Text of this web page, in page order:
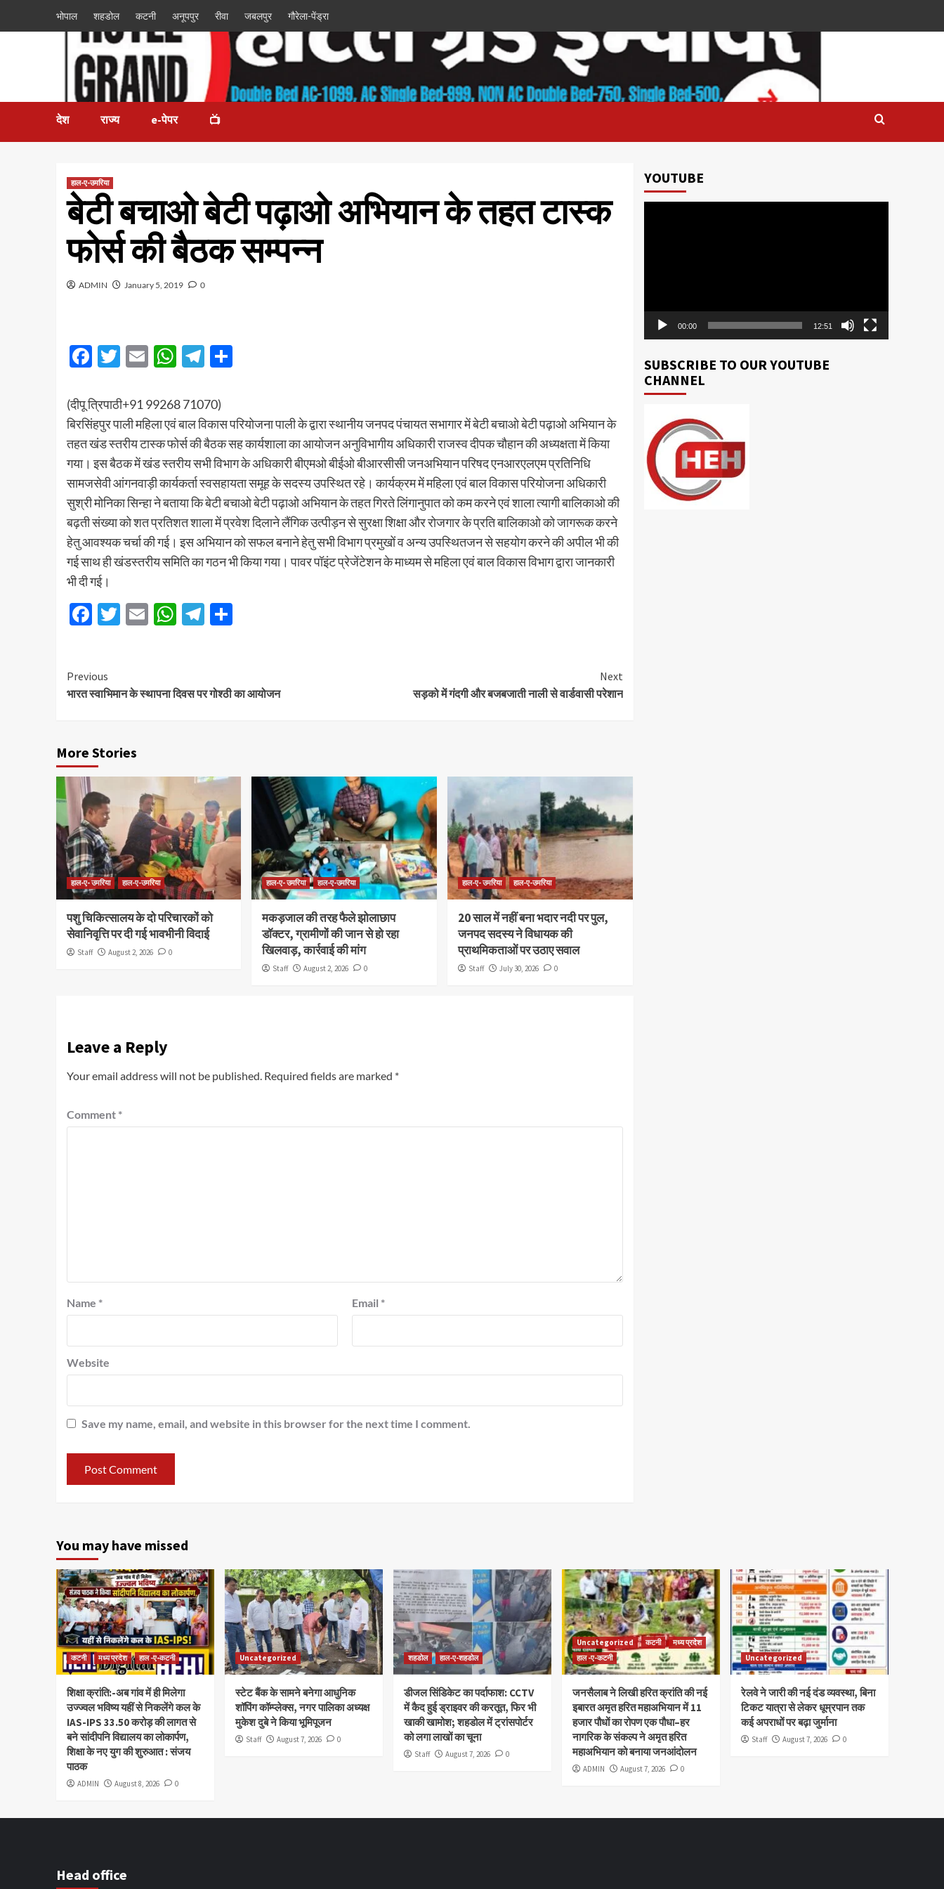
भोपाल शहडोल कटनी अनूपपुर रीवा जबलपुर गौरेला-पेंड्रा
देश राज्य e-पेपर 📺
हाल-ए-उमरिया
बेटी बचाओ बेटी पढ़ाओ अभियान के तहत टास्क
फोर्स की बैठक सम्पन्न
ADMIN January 5, 2019 0
Facebook
Twitter
EmailWhatsApp
Telegram
Share
(दीपू त्रिपाठी+91 99268 71070)
बिरसिंहपुर पाली महिला एवं बाल विकास परियोजना पाली के द्वारा स्थानीय जनपद पंचायत सभागार में बेटी बचाओ बेटी पढ़ाओ अभियान के
तहत खंड स्तरीय टास्क फोर्स की बैठक सह कार्यशाला का आयोजन अनुविभागीय अधिकारी राजस्व दीपक चौहान की अध्यक्षता में किया
गया। इस बैठक में खंड स्तरीय सभी विभाग के अधिकारी बीएमओ बीईओ बीआरसीसी जनअभियान परिषद एनआरएलएम प्रतिनिधि
सामजसेवी आंगनवाड़ी कार्यकर्ता स्वसहायता समूह के सदस्य उपस्थित रहे। कार्यक्रम में महिला एवं बाल विकास परियोजना अधिकारी
सुश्री मोनिका सिन्हा ने बताया कि बेटी बचाओ बेटी पढ़ाओ अभियान के तहत गिरते लिंगानुपात को कम करने एवं शाला त्यागी बालिकाओ की
बढ़ती संख्या को शत प्रतिशत शाला में प्रवेश दिलाने लैंगिक उत्पीड़न से सुरक्षा शिक्षा और रोजगार के प्रति बालिकाओ को जागरूक करने
हेतु आवश्यक चर्चा की गई। इस अभियान को सफल बनाने हेतु सभी विभाग प्रमुखों व अन्य उपस्थितजन से सहयोग करने की अपील भी की
गई साथ ही खंडस्तरीय समिति का गठन भी किया गया। पावर पॉइंट प्रेजेंटेशन के माध्यम से महिला एवं बाल विकास विभाग द्वारा जानकारी
भी दी गई।
Facebook
Twitter
EmailWhatsApp
Telegram
Share
Previous
भारत स्वाभिमान के स्थापना दिवस पर गोश्ठी का आयोजन
Next
सड़को में गंदगी और बजबजाती नाली से वार्डवासी परेशान
More Stories
हाल-ए- उमरिया हाल-ए-उमरिया
पशु चिकित्सालय के दो परिचारकों को
सेवानिवृत्ति पर दी गई भावभीनी विदाई
Staff August 2, 2026 0
हाल-ए- उमरिया हाल-ए-उमरिया
मकड़जाल की तरह फैले झोलाछाप
डॉक्टर, ग्रामीणों की जान से हो रहा
खिलवाड़, कार्रवाई की मांग
Staff August 2, 2026 0
हाल-ए- उमरिया हाल-ए-उमरिया
20 साल में नहीं बना भदार नदी पर पुल,
जनपद सदस्य ने विधायक की
प्राथमिकताओं पर उठाए सवाल
Staff July 30, 2026 0
Leave a Reply
Your email address will not be published. Required fields are marked *
Comment *
Name * Email *
Website
Save my name, email, and website in this browser for the next time I comment.
YOUTUBE
00:00 12:51
SUBSCRIBE TO OUR YOUTUBE
CHANNEL
You may have missed
कटनी मध्य प्रदेश हाल -ए-कटनी
शिक्षा क्रांति:-अब गांव में ही मिलेगा
उज्ज्वल भविष्य यहीं से निकलेंगे कल के
IAS-IPS 33.50 करोड़ की लागत से
बने सांदीपनि विद्यालय का लोकार्पण,
शिक्षा के नए युग की शुरुआत : संजय
पाठक
ADMIN August 8, 2026 0
Uncategorized
स्टेट बैंक के सामने बनेगा आधुनिक
शॉपिंग कॉम्प्लेक्स, नगर पालिका अध्यक्ष
मुकेश दुबे ने किया भूमिपूजन
Staff August 7, 2026 0
शहडोल हाल-ए-शहडोल
डीजल सिंडिकेट का पर्दाफाश: CCTV
में कैद हुई ड्राइवर की करतूत, फिर भी
खाकी खामोश; शहडोल में ट्रांसपोर्टर
को लगा लाखों का चूना
Staff August 7, 2026 0
Uncategorized कटनी
मध्य प्रदेश
हाल -ए-कटनी
जनसैलाब ने लिखी हरित क्रांति की नई
इबारत अमृत हरित महाअभियान में 11
हजार पौधों का रोपण एक पौधा–हर
नागरिक के संकल्प ने अमृत हरित
महाअभियान को बनाया जनआंदोलन
ADMIN August 7, 2026 0
Uncategorized
रेलवे ने जारी की नई दंड व्यवस्था, बिना
टिकट यात्रा से लेकर धूम्रपान तक
कई अपराधों पर बढ़ा जुर्माना
Staff August 7, 2026 0
Head office